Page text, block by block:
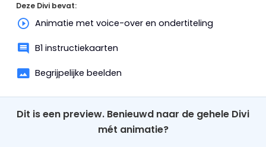
Deze Divi bevat:
Animatie met voice-over en ondertiteling
B1 instructiekaarten
Begrijpelijke beelden
Dit is een preview. Benieuwd naar de gehele Divi
mét animatie?